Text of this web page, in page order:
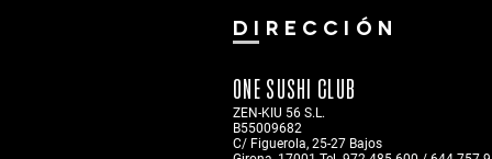
DIRECCIÓN
ONE SUSHI CLUB
ZEN-KIU 56 S.L.
B55009682
C/ Figuerola, 25-27 Bajos